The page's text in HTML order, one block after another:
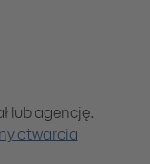
lub agencję.
otwarcia